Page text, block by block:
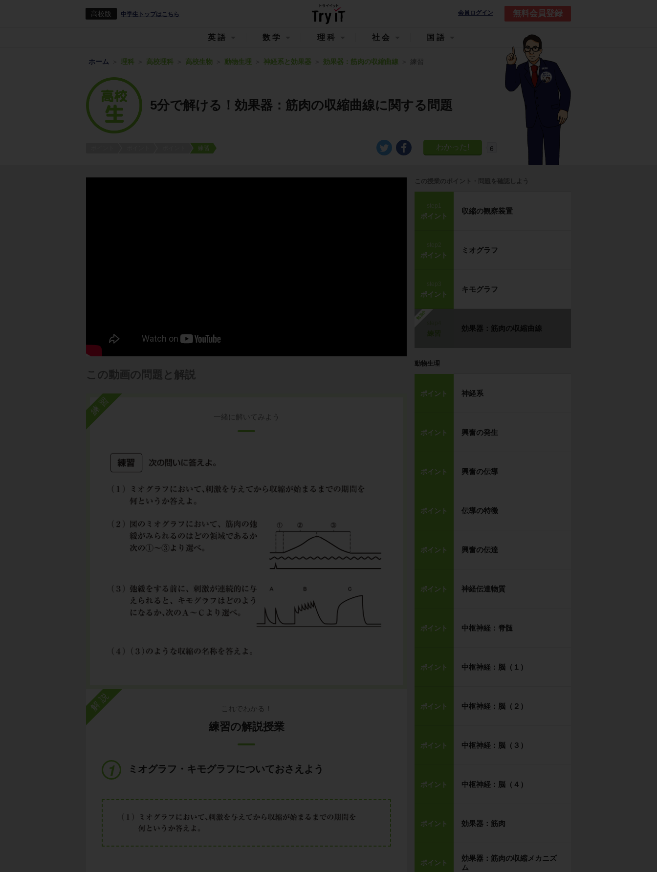
高校版 中学生トップはこちら 会員ログイン 無料会員登録
英語 数学 理科 社会 国語
ホーム 理科 高校理科 高校生物 動物生理 神経系と効果器 効果器：筋肉の収縮曲線 練習
5分で解ける！効果器：筋肉の収縮曲線に関する問題
練習 6
この動画の問題と解説
練習 一緒に解いてみよう
解説 これでわかる！
練習の解説授業
ミオグラフ・キモグラフについておさえよう
この授業のポイント・問題を確認しよう
step1
ポイント
収縮の観察装置
step2
ポイント
ミオグラフ
step3
ポイント
キモグラフ
勉強中
効果器：筋肉の収縮曲線
動物生理
ポイント 神経系
ポイント 興奮の発生
ポイント 興奮の伝導
ポイント 伝導の特徴
ポイント 興奮の伝達
ポイント 神経伝達物質
ポイント 中枢神経：脊髄
ポイント 中枢神経：脳（１）
ポイント 中枢神経：脳（２）
ポイント 中枢神経：脳（３）
ポイント 中枢神経：脳（４）
ポイント 効果器：筋肉
ポイント
効果器：筋肉の収縮メカニズ
ム